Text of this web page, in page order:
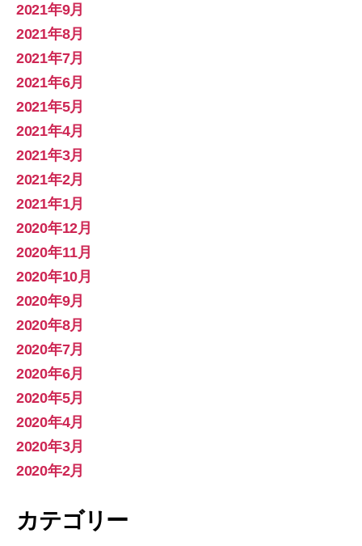
2021年9月
2021年8月
2021年7月
2021年6月
2021年5月
2021年4月
2021年3月
2021年2月
2021年1月
2020年12月
2020年11月
2020年10月
2020年9月
2020年8月
2020年7月
2020年6月
2020年5月
2020年4月
2020年3月
2020年2月
カテゴリー